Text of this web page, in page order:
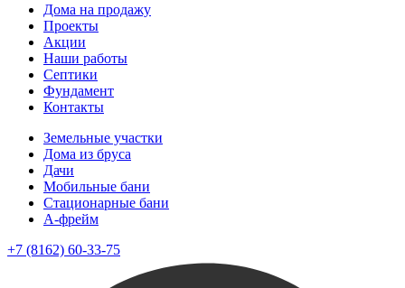
Дома на продажу
Проекты
Акции
Наши работы
Септики
Фундамент
Контакты
Земельные участки
Дома из бруса
Дачи
Мобильные бани
Стационарные бани
A-фрейм
+7 (8162) 60-33-75